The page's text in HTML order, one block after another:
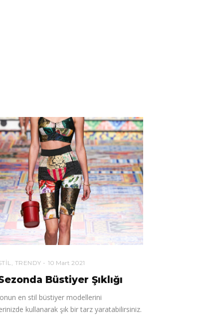
, TRENDY 10 Mart 2021
Büstiyer Şıklığı
en stil büstiyer modellerini
kullanarak şık bir tarz yaratabilirsiniz.